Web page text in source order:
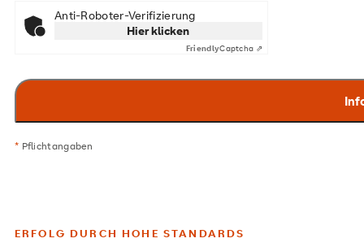
Anti-Roboter-Verifizierung
Hier klicken
FriendlyCaptcha ⇗
* Pflichtangaben
ERFOLG DURCH HOHE STANDARDS